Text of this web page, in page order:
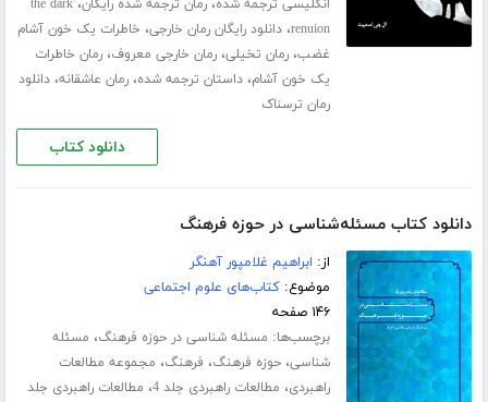
انگلیسی ترجمه شده،رمان ترجمه شده رایگان،the dark
renuion،دانلود رایگان رمان خارجی، خاطرات یک خون آشام
غضب،رمان تخیلی،رمان خارجی معروف،رمان خاطرات
یک خون آشام،داستان ترجمه شده،رمان عاشقانه،دانلود
رمان ترسناک
دانلود کتاب
دانلود کتاب مسئله‌شناسی در حوزه فرهنگ
از: ابراهیم غلامپور آهنگر
موضوع:کتاب‌های علوم اجتماعی
۱۴۶ صفحه
برچسب‌ها: مسئله شناسی در حوزه فرهنگ، مسئله
شناسی،حوزه فرهنگ، فرهنگ، مجموعه مطالعات
راهبردی، مطالعات راهبردی جلد 4 ، مطالعات راهبردی جلد